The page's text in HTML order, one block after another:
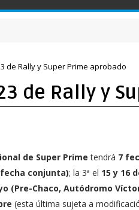
de Rally y Super Prime aprobado
de Rally y
de Super Prime tendrá 7
conjunta); la 3ª el 15 y 16
(Pre-Chaco, Autódromo
(esta última sujeta a